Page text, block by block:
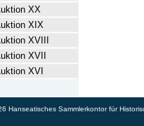
XX
XIX
XVIII
XVII
XVI
Hanseatisches Sammlerkontor für